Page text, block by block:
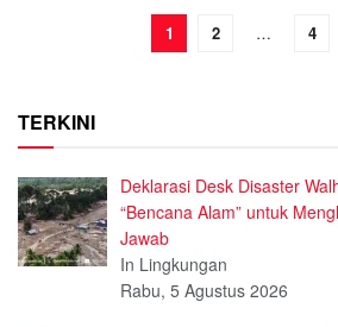
1 2 … 4
TERKINI
Deklarasi Desk Disaster
“Bencana Alam” untuk
Jawab
In Lingkungan
Rabu, 5 Agustus 2026